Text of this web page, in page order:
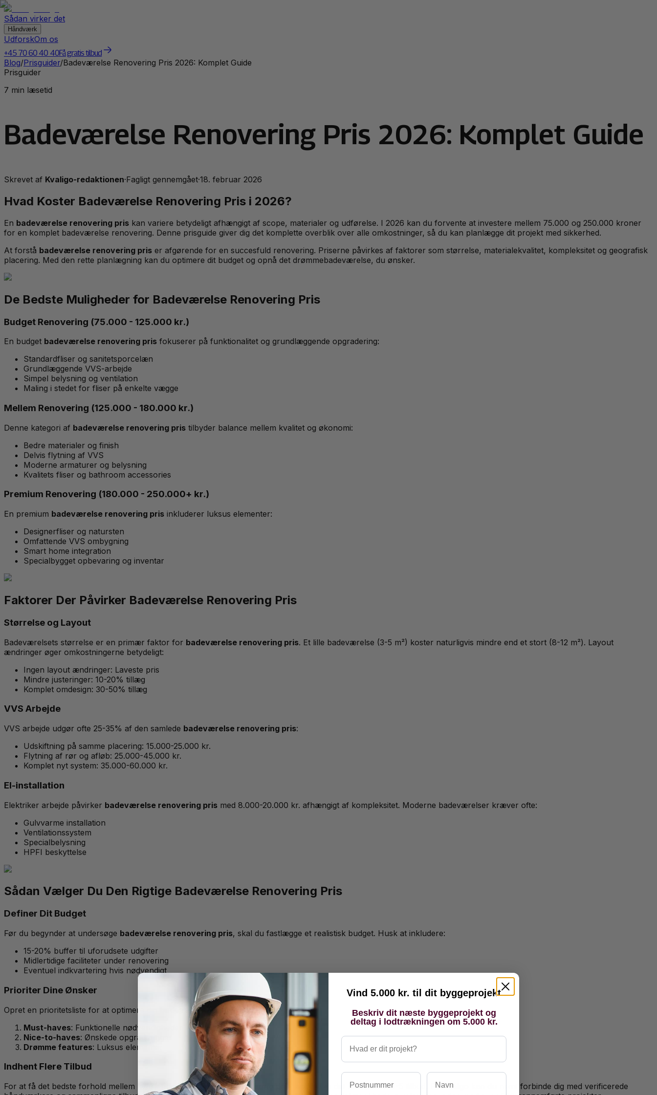
Sådan virker det
Håndværk
UdforskOm os
+45 70 60 40 40Få gratis tilbud
Blog/Prisguider/Badeværelse Renovering Pris 2026: Komplet Guide
Prisguider
7 min læsetid
Badeværelse Renovering Pris 2026: Komplet Guide
Skrevet af Kvaligo-redaktionen·Fagligt gennemgået·18. februar 2026
Hvad Koster Badeværelse Renovering Pris i 2026?
En badeværelse renovering pris kan variere betydeligt afhængigt af scope, materialer og udførelse. I 2026 kan du forvente at investere mellem 75.000 og 250.000 kroner
for en komplet badeværelse renovering. Denne prisguide giver dig det komplette overblik over alle omkostninger, så du kan planlægge dit projekt med sikkerhed.
At forstå badeværelse renovering pris er afgørende for en succesfuld renovering. Priserne påvirkes af faktorer som størrelse, materialekvalitet, kompleksitet og geografisk
placering. Med den rette planlægning kan du optimere dit budget og opnå det drømmebadeværelse, du ønsker.
De Bedste Muligheder for Badeværelse Renovering Pris
Budget Renovering (75.000 - 125.000 kr.)
En budget badeværelse renovering pris fokuserer på funktionalitet og grundlæggende opgradering:
Standardfliser og sanitetsporcelæn
Grundlæggende VVS-arbejde
Simpel belysning og ventilation
Maling i stedet for fliser på enkelte vægge
Mellem Renovering (125.000 - 180.000 kr.)
Denne kategori af badeværelse renovering pris tilbyder balance mellem kvalitet og økonomi:
Bedre materialer og finish
Delvis flytning af VVS
Moderne armaturer og belysning
Kvalitets fliser og bathroom accessories
Premium Renovering (180.000 - 250.000+ kr.)
En premium badeværelse renovering pris inkluderer luksus elementer:
Designerfliser og natursten
Omfattende VVS ombygning
Smart home integration
Specialbygget opbevaring og inventar
Faktorer Der Påvirker Badeværelse Renovering Pris
Størrelse og Layout
Badeværelsets størrelse er en primær faktor for badeværelse renovering pris. Et lille badeværelse (3-5 m²) koster naturligvis mindre end et stort (8-12 m²). Layout
ændringer øger omkostningerne betydeligt:
Ingen layout ændringer: Laveste pris
Mindre justeringer: 10-20% tillæg
Komplet omdesign: 30-50% tillæg
VVS Arbejde
VVS arbejde udgør ofte 25-35% af den samlede badeværelse renovering pris:
Udskiftning på samme placering: 15.000-25.000 kr.
Flytning af rør og afløb: 25.000-45.000 kr.
Komplet nyt system: 35.000-60.000 kr.
El-installation
Elektriker arbejde påvirker badeværelse renovering pris med 8.000-20.000 kr. afhængigt af kompleksitet. Moderne badeværelser kræver ofte:
Gulvvarme installation
Ventilationssystem
Specialbelysning
HPFI beskyttelse
Sådan Vælger Du Den Rigtige Badeværelse Renovering Pris
Definer Dit Budget
Før du begynder at undersøge badeværelse renovering pris, skal du fastlægge et realistisk budget. Husk at inkludere:
15-20% buffer til uforudsete udgifter
Midlertidige faciliteter under renovering
Eventuel indkvartering hvis nødvendigt
Prioriter Dine Ønsker
Opret en prioritetsliste for at optimere din badeværelse renovering pris:
Must-haves: Funktionelle nødvendigheder
Nice-to-haves: Ønskede opgraderinger
Drømme features: Luksus elementer
Indhent Flere Tilbud
For at få det bedste forhold mellem kvalitet ogbadeværelse renovering pris
, anbefales det at indhente 3-5 tilbud. På Kvaligo kan du nemt forbinde dig med verificerede
Vind 5.000 kr. til dit byggeprojekt
Beskriv dit næste byggeprojekt og
deltag i lodtrækningen om 5.000 kr.
Hvad er dit projekt?
Postnummer Navn